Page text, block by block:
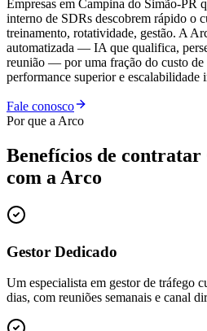
Empresas em Campina do Simão-PR
interno de SDRs descobrem rápido o
treinamento, rotatividade, gestão. A
automatizada — IA que qualifica,
reunião — por uma fração do custo de
performance superior e escalabilidade
Fale conosco
Por que a Arco
Benefícios de contratar
com a Arco
Gestor Dedicado
Um especialista em gestor de tráfego
dias, com reuniões semanais e canal